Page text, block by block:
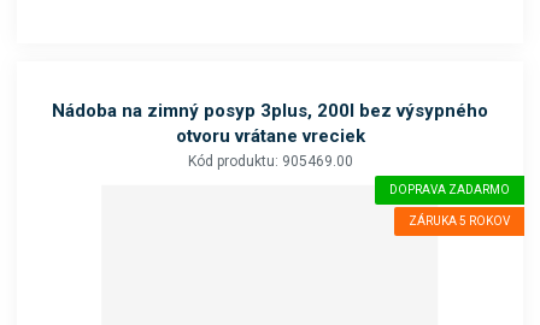
Nádoba na zimný posyp 3plus, 200l bez výsypného
otvoru vrátane vreciek
Kód produktu: 905469.00
DOPRAVA ZADARMO
ZÁRUKA 5 ROKOV